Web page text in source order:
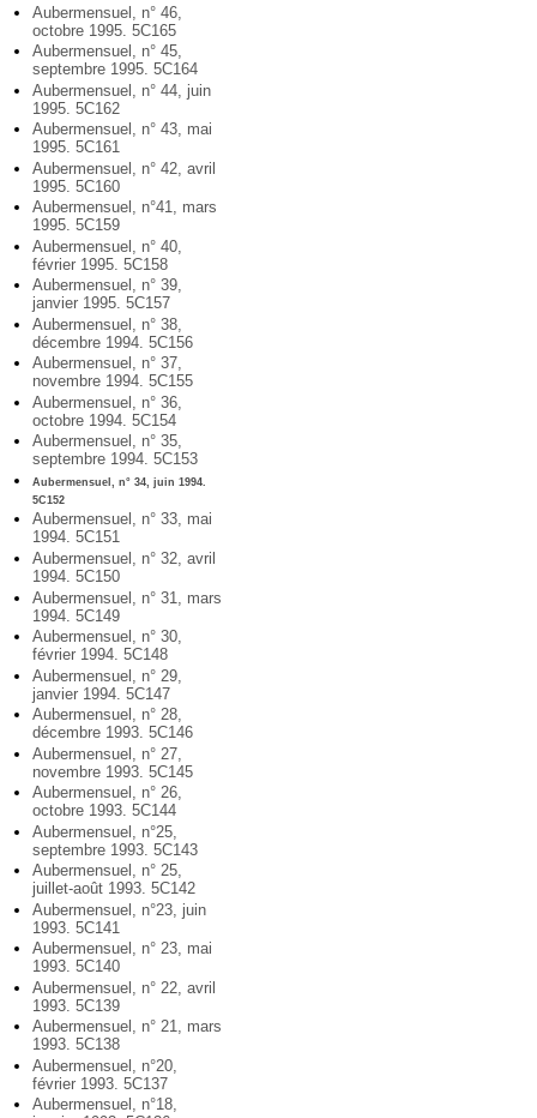
Aubermensuel, n° 46,
octobre 1995. 5C165
Aubermensuel, n° 45,
septembre 1995. 5C164
Aubermensuel, n° 44, juin
1995. 5C162
Aubermensuel, n° 43, mai
1995. 5C161
Aubermensuel, n° 42, avril
1995. 5C160
Aubermensuel, n°41, mars
1995. 5C159
Aubermensuel, n° 40,
février 1995. 5C158
Aubermensuel, n° 39,
janvier 1995. 5C157
Aubermensuel, n° 38,
décembre 1994. 5C156
Aubermensuel, n° 37,
novembre 1994. 5C155
Aubermensuel, n° 36,
octobre 1994. 5C154
Aubermensuel, n° 35,
septembre 1994. 5C153
Aubermensuel, n° 34, juin 1994.
5C152
Aubermensuel, n° 33, mai
1994. 5C151
Aubermensuel, n° 32, avril
1994. 5C150
Aubermensuel, n° 31, mars
1994. 5C149
Aubermensuel, n° 30,
février 1994. 5C148
Aubermensuel, n° 29,
janvier 1994. 5C147
Aubermensuel, n° 28,
décembre 1993. 5C146
Aubermensuel, n° 27,
novembre 1993. 5C145
Aubermensuel, n° 26,
octobre 1993. 5C144
Aubermensuel, n°25,
septembre 1993. 5C143
Aubermensuel, n° 25,
juillet-août 1993. 5C142
Aubermensuel, n°23, juin
1993. 5C141
Aubermensuel, n° 23, mai
1993. 5C140
Aubermensuel, n° 22, avril
1993. 5C139
Aubermensuel, n° 21, mars
1993. 5C138
Aubermensuel, n°20,
février 1993. 5C137
Aubermensuel, n°18,